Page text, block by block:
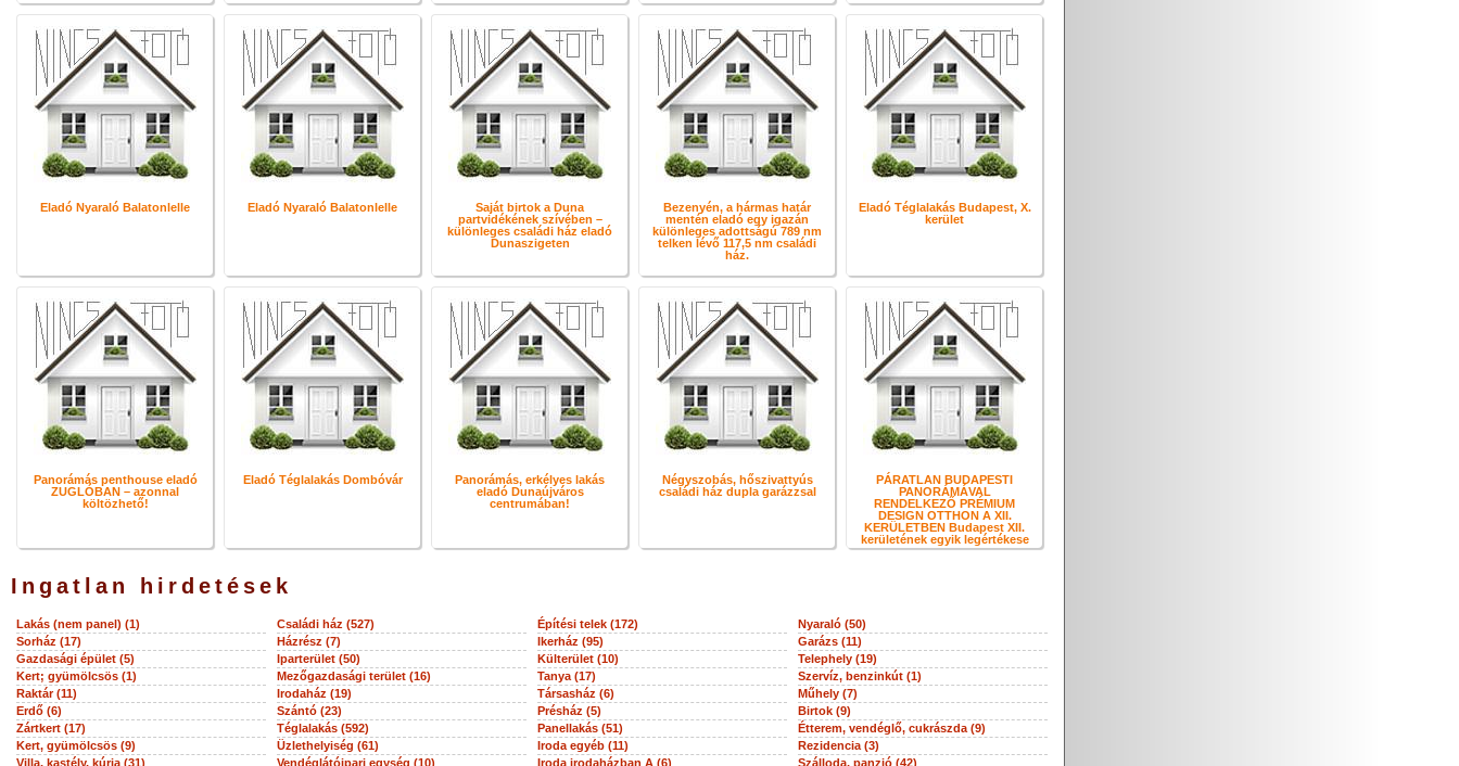
Eladó Nyaraló Balatonlelle Eladó Nyaraló Balatonlelle
Saját birtok a Duna
partvidékének szívében –
különleges családi ház eladó
Dunaszigeten
Bezenyén, a hármas határ
mentén eladó egy igazán
különleges adottságú 789 nm
telken lévő 117,5 nm családi
ház.
Eladó Téglalakás Budapest, X.
kerület
Panorámás penthouse eladó
ZUGLÓBAN – azonnal
költözhető!
Eladó Téglalakás Dombóvár
Panorámás, erkélyes lakás
eladó Dunaújváros
centrumában!
Négyszobás, hőszivattyús
családi ház dupla garázzsal
PÁRATLAN BUDAPESTI
PANORÁMÁVAL
RENDELKEZŐ PRÉMIUM
DESIGN OTTHON A XII.
KERÜLETBEN Budapest XII.
kerületének egyik legértékese
Ingatlan hirdetések
Lakás (nem panel) (1) Családi ház (527) Építési telek (172)
Nyaraló (50)
Sorház (17)
Házrész (7) Ikerház (95)
Garázs (11)
Gazdasági épület (5)
Iparterület (50) Külterület (10)
Telephely (19)
Kert; gyümölcsös (1)
Mezőgazdasági terület (16) Tanya (17)
Szervíz, benzinkút (1)
Raktár (11)
Irodaház (19) Társasház (6)
Műhely (7)
Erdő (6)
Szántó (23) Présház (5)
Birtok (9)
Zártkert (17)
Téglalakás (592) Panellakás (51)
Étterem, vendéglő, cukrászda (9)
Kert, gyümölcsös (9)
Üzlethelyiség (61) Iroda egyéb (11)
Rezidencia (3)
Villa, kastély, kúria (31)
Vendéglátóipari egység (10) Iroda irodaházban A (6) Szálloda, panzió (42)